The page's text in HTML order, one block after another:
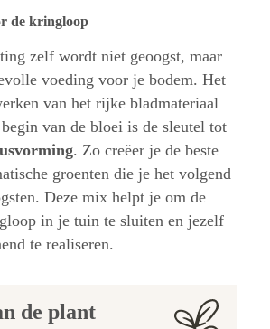
de kringloop
zelf wordt niet geoogst, maar
voeding voor je bodem. Het
van het rijke bladmateriaal
van de bloei is de sleutel tot
. Zo creëer je de beste
groenten die je het volgend
Deze mix helpt je om de
in je tuin te sluiten en jezelf
te realiseren.
de plant